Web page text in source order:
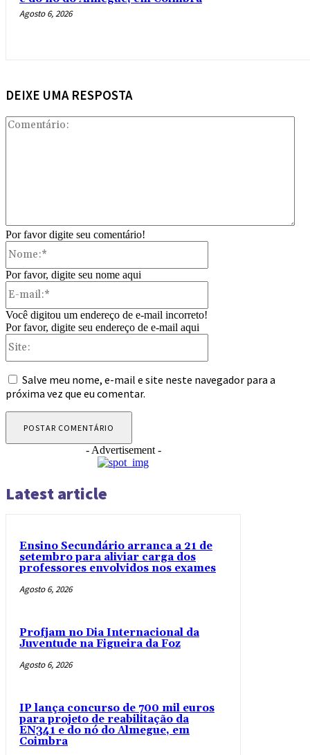
Agosto 6, 2026
DEIXE UMA RESPOSTA
Por favor digite seu comentário!
Por favor, digite seu nome aqui
Você digitou um endereço de e-mail incorreto!
Por favor, digite seu endereço de e-mail aqui
Salve meu nome, e-mail e site neste navegador para a
próxima vez que eu comentar.
- Advertisement -
Latest article
Ensino Secundário arranca a 21 de
setembro para aliviar carga dos
professores envolvidos nos exames
Agosto 6, 2026
Profjam no Dia Internacional da
Juventude na Figueira da Foz
Agosto 6, 2026
IP lança concurso de 700 mil euros
para projeto de reabilitação da
EN341 e do nó do Almegue, em
Coimbra